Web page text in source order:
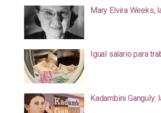
Mary Elvira Weeks,
Igual salario para
Kadambini